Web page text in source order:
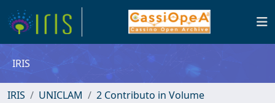
IRIS
IRIS UNICLAM
2 Contributo in Volume